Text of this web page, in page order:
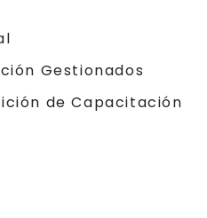
Gestionados
de Capacitación